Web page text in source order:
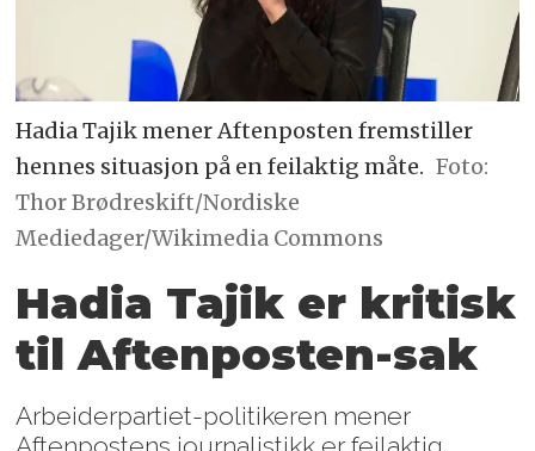
Hadia Tajik mener Aftenposten fremstiller
hennes situasjon på en feilaktig måte. Foto:
Thor Brødreskift/Nordiske
Mediedager/Wikimedia Commons
Hadia Tajik er kritisk
til Aftenposten-sak
Arbeiderpartiet-politikeren mener